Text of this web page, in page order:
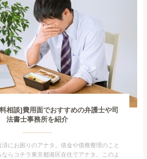
相談]費用面でおすすめの弁護士や司
法書士事務所を紹介
にお困りのアナタ。借金や債務整理のこと
らコチラ東京都港区在住でアナタ。このよ